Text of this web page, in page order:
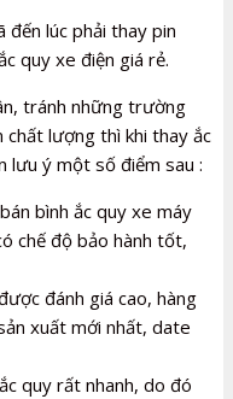
đến lúc phải thay pin
quy xe điện giá rẻ.
tránh những trường
chất lượng thì khi thay ắc
lưu ý một số điểm sau :
bình ắc quy xe máy
chế độ bảo hành tốt,
đánh giá cao, hàng
xuất mới nhất, date
quy rất nhanh, do đó